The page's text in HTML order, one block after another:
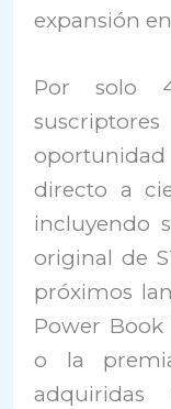
expansión
Por solo
directo a
incluyendo
original de
próximos
Power Book
o la